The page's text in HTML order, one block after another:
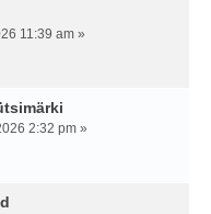
11:39 am »
2:32 pm »